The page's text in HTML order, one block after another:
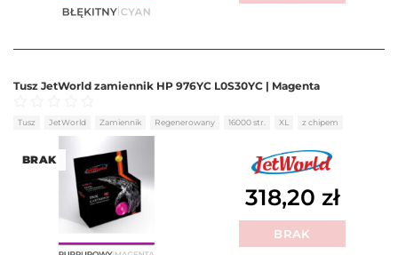
BRAK
Tusz JetWorld zamiennik HP 976YC L0S30YC | Magenta
Oceniono0 na 5
Tusz JetWorld Zamiennik Regenerowany 16000 str. XL z chipem
318,20 zł
BRAK